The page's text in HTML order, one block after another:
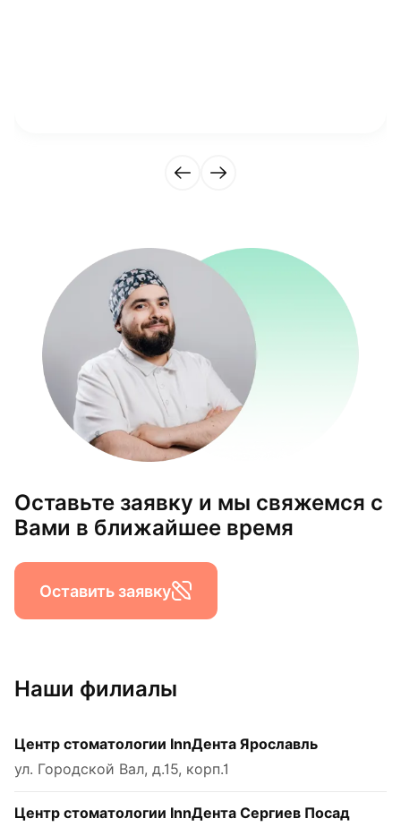
Оставьте заявку и мы свяжемся с
Вами в ближайшее время
Оставить заявку
Наши филиалы
Центр стоматологии InnДента Ярославль
ул. Городской Вал, д.15, корп.1
Центр стоматологии InnДента Сергиев Посад